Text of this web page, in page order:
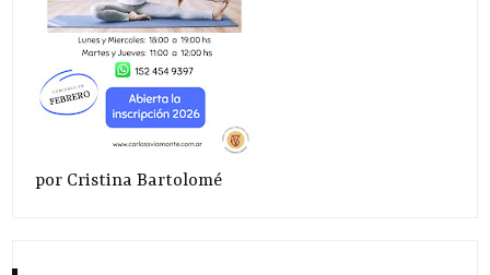
por Cristina Bartolomé